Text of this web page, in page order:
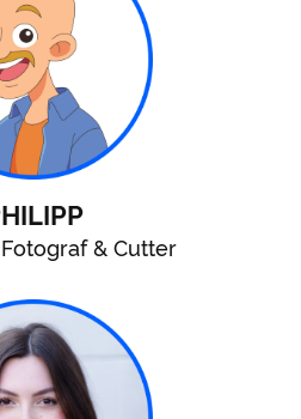
& Cutter